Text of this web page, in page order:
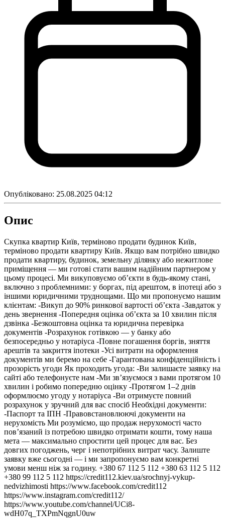
Опубліковано: 25.08.2025 04:12
Опис
Скупка квартир Київ, терміново продати будинок Київ,
терміново продати квартиру Київ. Якщо вам потрібно швидко
продати квартиру, будинок, земельну ділянку або нежитлове
приміщення — ми готові стати вашим надійним партнером у
цьому процесі. Ми викуповуємо об’єкти в будь-якому стані,
включно з проблемними: у боргах, під арештом, в іпотеці або з
іншими юридичними труднощами. Що ми пропонуємо нашим
клієнтам: -Викуп до 90% ринкової вартості об’єкта -Завдаток у
день звернення -Попередня оцінка об’єкта за 10 хвилин після
дзвінка -Безкоштовна оцінка та юридична перевірка
документів -Розрахунок готівкою — у банку або
безпосередньо у нотаріуса -Повне погашення боргів, зняття
арештів та закриття іпотеки -Усі витрати на оформлення
документів ми беремо на себе -Гарантована конфіденційність і
прозорість угоди Як проходить угода: -Ви залишаєте заявку на
сайті або телефонуєте нам -Ми зв’язуємося з вами протягом 10
хвилин і робимо попередню оцінку -Протягом 1–2 днів
оформлюємо угоду у нотаріуса -Ви отримуєте повний
розрахунок у зручний для вас спосіб Необхідні документи:
-Паспорт та ІПН -Правовстановлюючі документи на
нерухомість Ми розуміємо, що продаж нерухомості часто
пов’язаний із потребою швидко отримати кошти, тому наша
мета — максимально спростити цей процес для вас. Без
довгих погоджень, черг і непотрібних витрат часу. Залиште
заявку вже сьогодні — і ми запропонуємо вам конкретні
умови менш ніж за годину. +380 67 112 5 112 +380 63 112 5 112
+380 99 112 5 112 https://credit112.kiev.ua/srochnyj-vykup-
nedvizhimosti https://www.facebook.com/credit112
https://www.instagram.com/credit112/
https://www.youtube.com/channel/UCi8-
wdH07q_TXPmNqgnU0uw